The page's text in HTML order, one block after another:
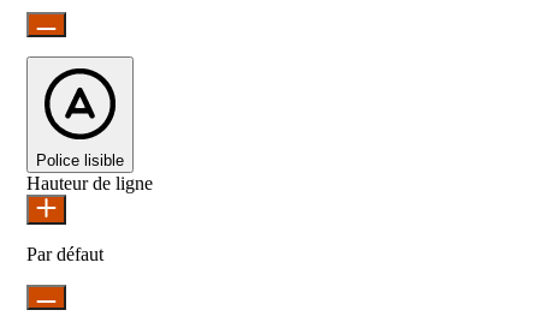
Police lisible
Hauteur de ligne
Par défaut